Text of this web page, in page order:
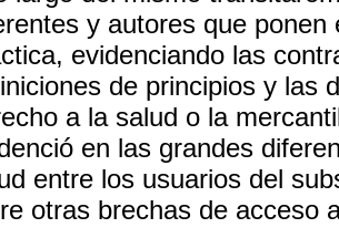
y autores que
evidenciando las
de principios y las
a la salud o la
en las grandes
entre los usuarios del
otras brechas de acceso